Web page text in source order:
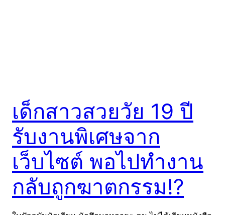
เด็กสาวสวยวัย 19 ปี
รับงานพิเศษจาก
เว็บไซต์ พอไปทำงาน
กลับถูกฆาตกรรม!?